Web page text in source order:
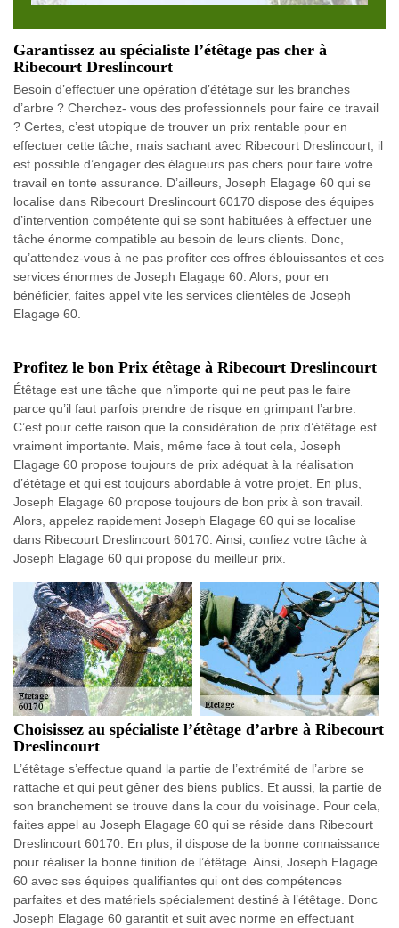
Garantissez au spécialiste l’étêtage pas cher à
Ribecourt Dreslincourt
Besoin d’effectuer une opération d’étêtage sur les branches
d’arbre ? Cherchez- vous des professionnels pour faire ce travail
? Certes, c’est utopique de trouver un prix rentable pour en
effectuer cette tâche, mais sachant avec Ribecourt Dreslincourt, il
est possible d’engager des élagueurs pas chers pour faire votre
travail en tonte assurance. D’ailleurs, Joseph Elagage 60 qui se
localise dans Ribecourt Dreslincourt 60170 dispose des équipes
d’intervention compétente qui se sont habituées à effectuer une
tâche énorme compatible au besoin de leurs clients. Donc,
qu’attendez-vous à ne pas profiter ces offres éblouissantes et ces
services énormes de Joseph Elagage 60. Alors, pour en
bénéficier, faites appel vite les services clientèles de Joseph
Elagage 60.
Profitez le bon Prix étêtage à Ribecourt Dreslincourt
Étêtage est une tâche que n’importe qui ne peut pas le faire
parce qu’il faut parfois prendre de risque en grimpant l’arbre.
C’est pour cette raison que la considération de prix d’étêtage est
vraiment importante. Mais, même face à tout cela, Joseph
Elagage 60 propose toujours de prix adéquat à la réalisation
d’étêtage et qui est toujours abordable à votre projet. En plus,
Joseph Elagage 60 propose toujours de bon prix à son travail.
Alors, appelez rapidement Joseph Elagage 60 qui se localise
dans Ribecourt Dreslincourt 60170. Ainsi, confiez votre tâche à
Joseph Elagage 60 qui propose du meilleur prix.
Choisissez au spécialiste l’étêtage d’arbre à Ribecourt
Dreslincourt
L’étêtage s’effectue quand la partie de l’extrémité de l’arbre se
rattache et qui peut gêner des biens publics. Et aussi, la partie de
son branchement se trouve dans la cour du voisinage. Pour cela,
faites appel au Joseph Elagage 60 qui se réside dans Ribecourt
Dreslincourt 60170. En plus, il dispose de la bonne connaissance
pour réaliser la bonne finition de l’étêtage. Ainsi, Joseph Elagage
60 avec ses équipes qualifiantes qui ont des compétences
parfaites et des matériels spécialement destiné à l’étêtage. Donc
Joseph Elagage 60 garantit et suit avec norme en effectuant